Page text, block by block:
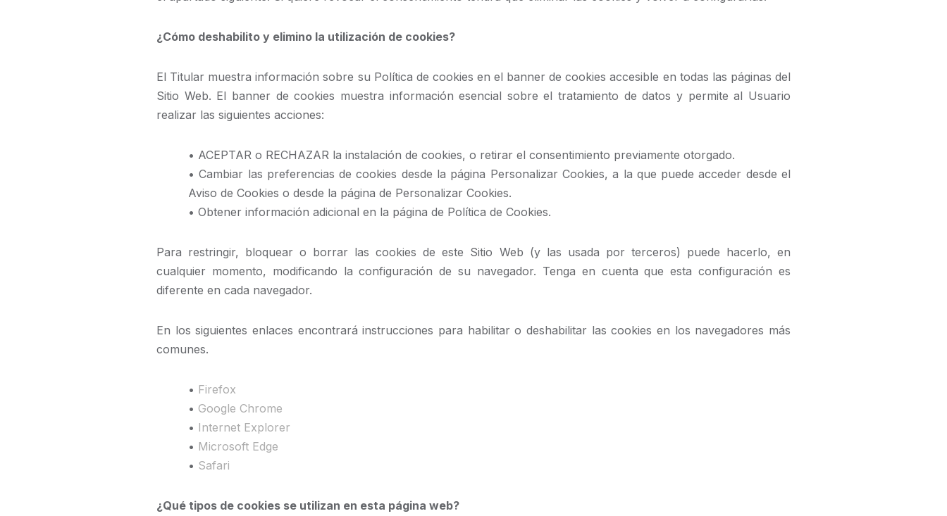
¿Cómo deshabilito y elimino la utilización de cookies?
El Titular muestra información sobre su Política de cookies en el banner de cookies accesible en todas las páginas del
Sitio Web. El banner de cookies muestra información esencial sobre el tratamiento de datos y permite al Usuario
realizar las siguientes acciones:
• ACEPTAR o RECHAZAR la instalación de cookies, o retirar el consentimiento previamente otorgado.
• Cambiar las preferencias de cookies desde la página Personalizar Cookies, a la que puede acceder desde el
Aviso de Cookies o desde la página de Personalizar Cookies.
• Obtener información adicional en la página de Política de Cookies.
Para restringir, bloquear o borrar las cookies de este Sitio Web (y las usada por terceros) puede hacerlo, en
cualquier momento, modificando la configuración de su navegador. Tenga en cuenta que esta configuración es
diferente en cada navegador.
En los siguientes enlaces encontrará instrucciones para habilitar o deshabilitar las cookies en los navegadores más
comunes.
• Firefox
• Google Chrome
• Internet Explorer
• Microsoft Edge
• Safari
¿Qué tipos de cookies se utilizan en esta página web?